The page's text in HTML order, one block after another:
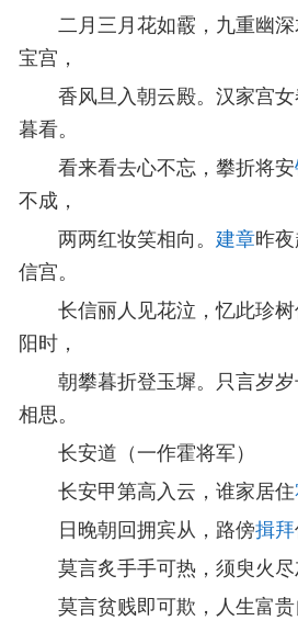
二月三月花如霰，九重幽
宝宫，
香风旦入朝云殿。汉家宫
暮看。
看来看去心不忘，攀折将安
不成，
两两红妆笑相向。 建章昨
信宫。
长信丽人见花泣，忆此珍
阳时，
朝攀暮折登玉墀。只言岁
相思。
长安道（一作霍将军）
长安甲第高入云，谁家居住
日晚朝回拥宾从，路傍揖拜
莫言炙手手可热，须臾火尽
莫言贫贱即可欺，人生富贵